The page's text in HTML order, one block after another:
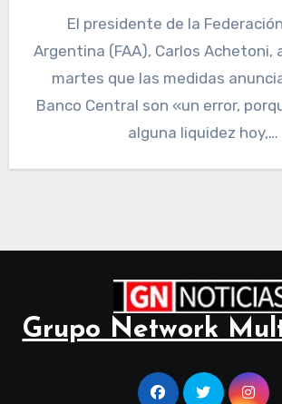
El presidente de la Federación Agraria
Argentina (FAA), Carlos Achetoni,
martes que las medidas
Banco Central son «un error,
alguna liquidez hoy,…
Grupo Network